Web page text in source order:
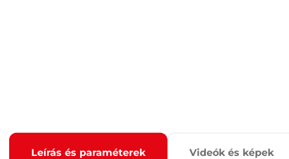
Leírás és paraméterek Videók és képek